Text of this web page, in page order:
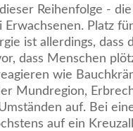
Reihenfolge -
Erwachsenen. Platz
ist allerdings, dass
dass Menschen
wie
Mundregion,
auf. Bei
auf ein